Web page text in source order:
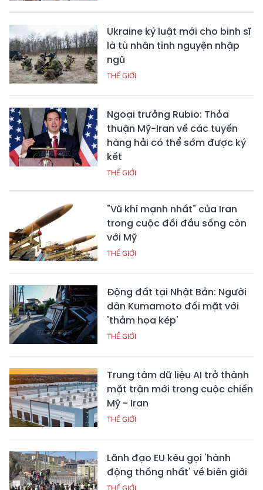
Ukraine ký luật mới cho binh sĩ
là tù nhân tình nguyện nhập
ngũ
THẾ GIỚI
Ngoại trưởng Rubio: Thỏa
thuận Mỹ-Iran về các tuyến
hàng hải có thể sớm được ký
kết
THẾ GIỚI
"Vũ khí mạnh nhất" của Iran
trong cuộc đối đầu sống còn
với Mỹ
THẾ GIỚI
Động đất tại Nhật Bản: Người
dân Kumamoto đối mặt với
'thảm họa kép'
THẾ GIỚI
Trung tâm dữ liệu AI trở thành
mặt trận mới trong cuộc chiến
Mỹ - Iran
THẾ GIỚI
Lãnh đạo EU kêu gọi 'hành
động thống nhất' về biên giới
THẾ GIỚI